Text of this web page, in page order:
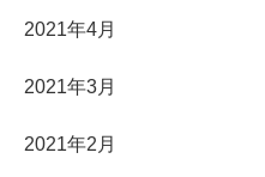
2021年4月
2021年3月
2021年2月